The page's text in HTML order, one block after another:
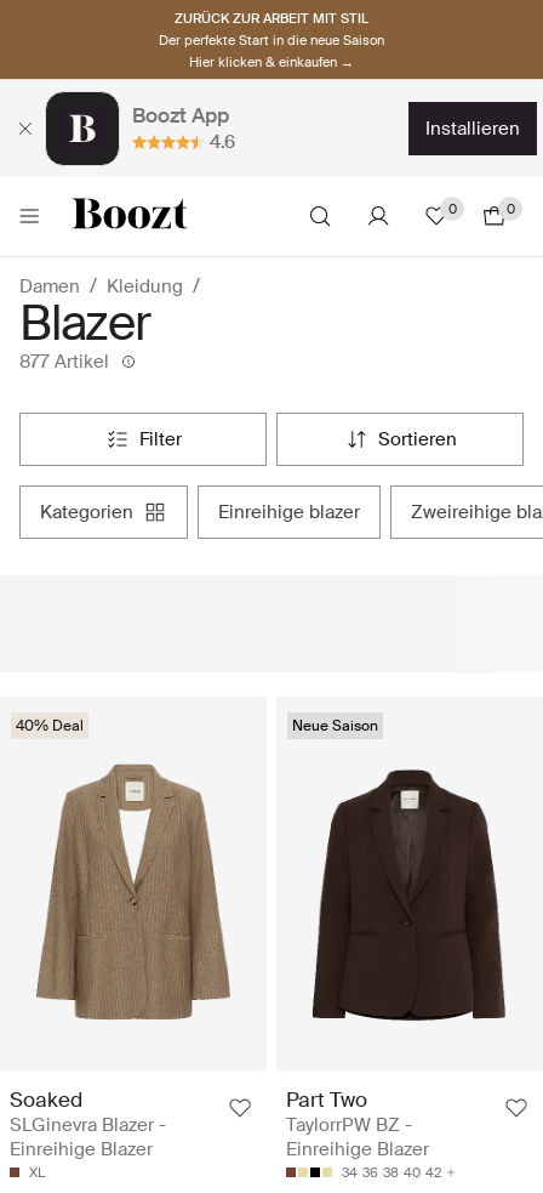
ZURÜCK ZUR ARBEIT MIT STIL
Der perfekte Start in die neue Saison
Hier klicken & einkaufen →
Boozt App
4.6
installieren
0 0
Damen Kleidung
Blazer
877 Artikel
filter sortieren
kategorien einreihige blazer zweireihige
40% Deal
Soaked
SLGinevra Blazer -
Einreihige Blazer
XL
Neue Saison
Part Two
TaylorrPW BZ -
Einreihige Blazer
34 36 38 40 42